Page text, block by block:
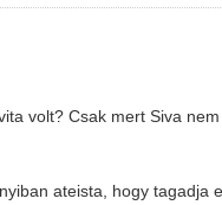
volt? Csak mert Siva
ateista, hogy